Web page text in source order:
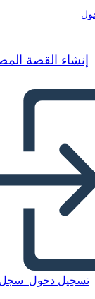
إنشاء القصة
تسجيل دخول سجل